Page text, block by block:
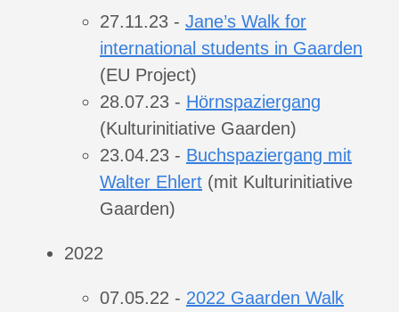
27.11.23 - Jane’s Walk for
international students in Gaarden
(EU Project)
28.07.23 - Hörnspaziergang
(Kulturinitiative Gaarden)
23.04.23 - Buchspaziergang mit
Walter Ehlert (mit Kulturinitiative
Gaarden)
2022
07.05.22 - 2022 Gaarden Walk